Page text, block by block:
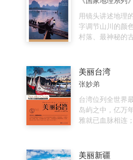
平，他用三年隐
对现代焦虑的疗
国通”视角下真实
国生活，文笔朴
旅。 2020年，
活的重大打击（
道扬镳），而在
的苦闷、无聊与
加深。最终，他
线向内，是作者
用镜头讲述地理
字调节山川的颜
村落、最神秘的
这里汇聚。浓烈
彩虹。最新、最
据，5000余幅震
影图片，300万
有地理巨著，锻
美丽台湾
张妙弟
台湾位列全世界
岛屿之中，亿万
雅就已血脉相连
平洋的“大阳台”
美丽新疆